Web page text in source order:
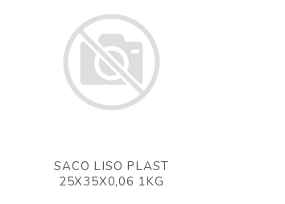
SACO LISO PLAST
25X35X0,06 1KG